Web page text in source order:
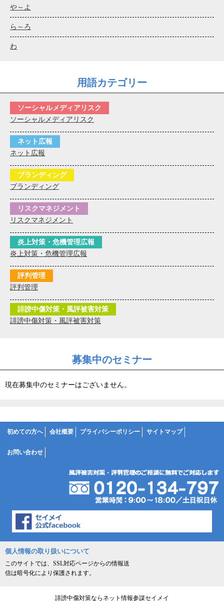
や～よ
ら～ろ
わ
用語カテゴリー
ソーシャルメディアリスク
ソーシャルメディアリスク
ネット広報
ネット広報
ブランディング
ブランディング
リスクマネジメント
リスクマネジメント
炎上対策・危機管理広報
炎上対策・危機管理広報
評判管理
評判管理
誹謗中傷対策・風評被害対策
誹謗中傷対策・風評被害対策
募集中のセミナー
現在募集中のセミナーはございません。
初めての方へ 会社概要 プライバシーポリシー サイトマップ
お問い合わせ
個人情報の取り扱いについて
このサイトでは、SSL対応ページからの情報送
信は暗号化により保護されます。
誹謗中傷対策ならネット情報参謀セイメイ